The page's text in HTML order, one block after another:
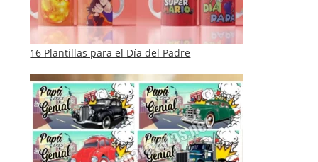
16 Plantillas para el Día del Padre